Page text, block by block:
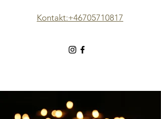
Kontakt:+46705710817